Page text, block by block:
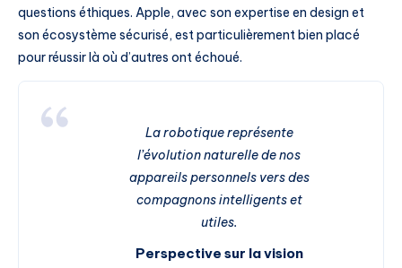
questions éthiques. Apple, avec son expertise en design et
son écosystème sécurisé, est particulièrement bien placé
pour réussir là où d’autres ont échoué.
La robotique représente
l’évolution naturelle de nos
appareils personnels vers des
compagnons intelligents et
utiles.
Perspective sur la vision